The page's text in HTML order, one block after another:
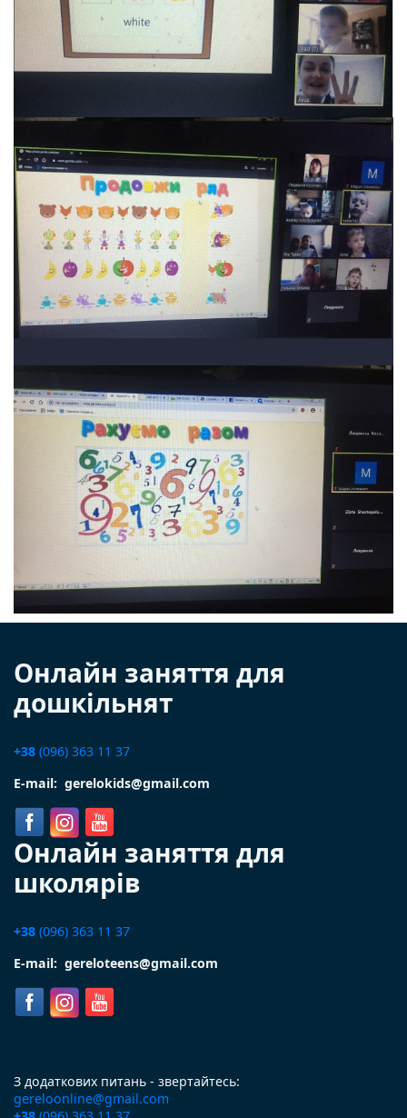
Онлайн заняття для
дошкільнят
+38 (096) 363 11 37
E-mail: gerelokids@gmail.com
Онлайн заняття для
школярів
+38 (096) 363 11 37
E-mail: gereloteens@gmail.com
З додаткових питань - звертайтесь:
gereloonline@gmail.com